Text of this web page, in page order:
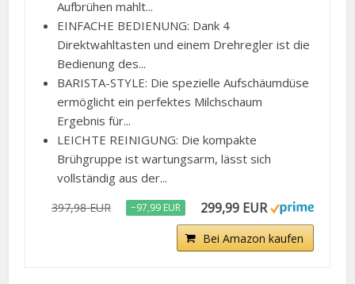
Aufbrühen mahlt...
EINFACHE BEDIENUNG: Dank 4
Direktwahltasten und einem Drehregler ist die
Bedienung des...
BARISTA-STYLE: Die spezielle Aufschäumdüse
ermöglicht ein perfektes Milchschaum
Ergebnis für...
LEICHTE REINIGUNG: Die kompakte
Brühgruppe ist wartungsarm, lässt sich
vollständig aus der...
397,98 EUR −97,99 EUR 299,99 EUR
Bei Amazon kaufen